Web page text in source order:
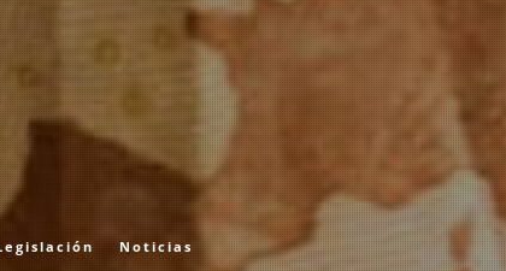
Noticias